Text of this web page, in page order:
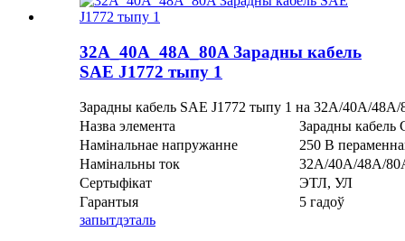
32A_40A_48A_80A Зарадны кабель
SAE J1772 тыпу 1
Зарадны кабель SAE J1772 тыпу 1 на 32A/40A/48A/
Назва элемента
Зарадны
Намінальнае напружанне
250 В
Намінальны ток
32А/40А/48А/
Сертыфікат
ЭТЛ, УЛ
Гарантыя
5 гадоў
запытдэталь